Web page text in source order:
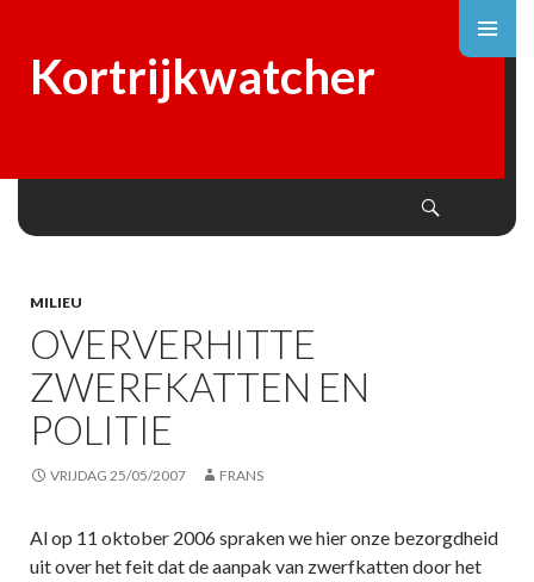
Kortrijkwatcher
MILIEU
OVERVERHITTE
ZWERFKATTEN EN
POLITIE
VRIJDAG 25/05/2007 FRANS
Al op 11 oktober 2006 spraken we hier onze bezorgdheid
uit over het feit dat de aanpak van zwerfkatten door het